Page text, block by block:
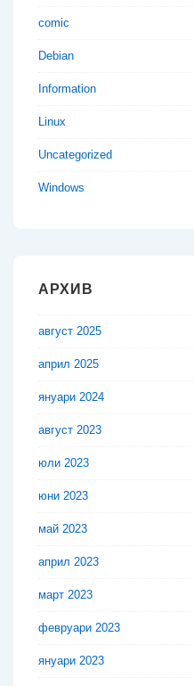
comic
Debian
Information
Linux
Uncategorized
Windows
АРХИВ
август 2025
април 2025
януари 2024
август 2023
юли 2023
юни 2023
май 2023
април 2023
март 2023
февруари 2023
януари 2023